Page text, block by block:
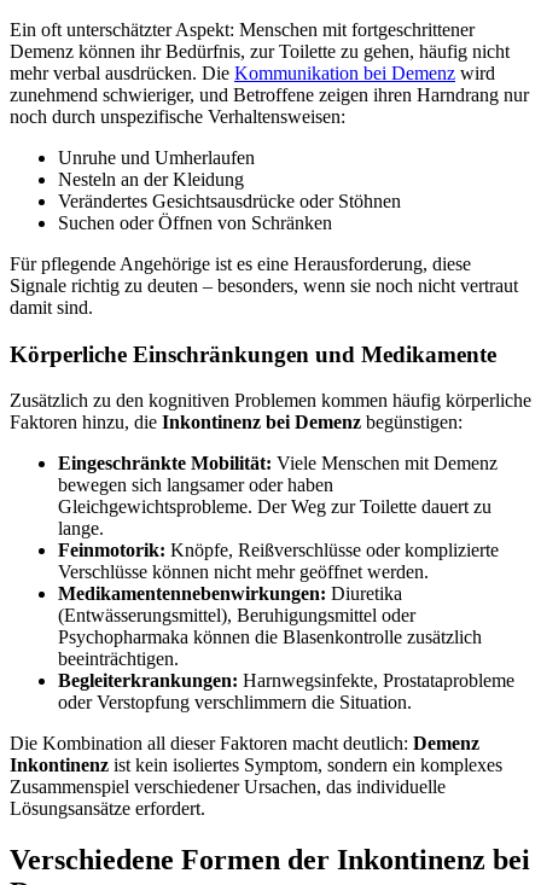
Ein oft unterschätzter Aspekt: Menschen mit fortgeschrittener
Demenz können ihr Bedürfnis, zur Toilette zu gehen, häufig nicht
mehr verbal ausdrücken. Die Kommunikation bei Demenz wird
zunehmend schwieriger, und Betroffene zeigen ihren Harndrang nur
noch durch unspezifische Verhaltensweisen:
Unruhe und Umherlaufen
Nesteln an der Kleidung
Verändertes Gesichtsausdrücke oder Stöhnen
Suchen oder Öffnen von Schränken
Für pflegende Angehörige ist es eine Herausforderung, diese
Signale richtig zu deuten – besonders, wenn sie noch nicht vertraut
damit sind.
Körperliche Einschränkungen und Medikamente
Zusätzlich zu den kognitiven Problemen kommen häufig körperliche
Faktoren hinzu, die Inkontinenz bei Demenz begünstigen:
Eingeschränkte Mobilität: Viele Menschen mit Demenz
bewegen sich langsamer oder haben
Gleichgewichtsprobleme. Der Weg zur Toilette dauert zu
lange.
Feinmotorik: Knöpfe, Reißverschlüsse oder komplizierte
Verschlüsse können nicht mehr geöffnet werden.
Medikamentennebenwirkungen: Diuretika
(Entwässerungsmittel), Beruhigungsmittel oder
Psychopharmaka können die Blasenkontrolle zusätzlich
beeinträchtigen.
Begleiterkrankungen: Harnwegsinfekte, Prostataprobleme
oder Verstopfung verschlimmern die Situation.
Die Kombination all dieser Faktoren macht deutlich: Demenz
Inkontinenz ist kein isoliertes Symptom, sondern ein komplexes
Zusammenspiel verschiedener Ursachen, das individuelle
Lösungsansätze erfordert.
Verschiedene Formen der Inkontinenz bei